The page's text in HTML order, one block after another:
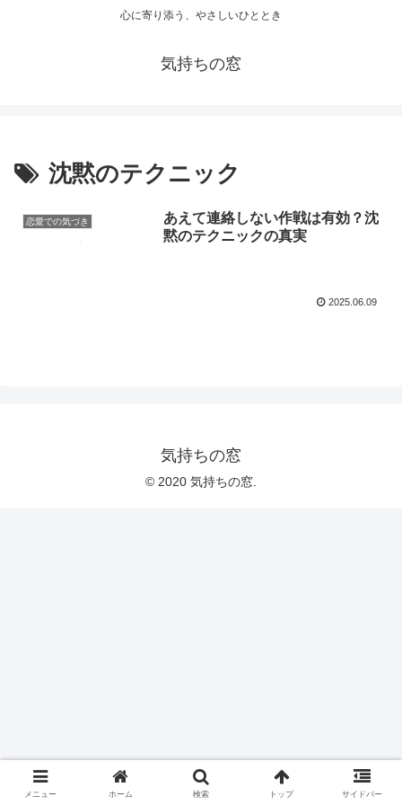
心に寄り添う、やさしいひととき
気持ちの窓
沈黙のテクニック
恋愛での気づき
あえて連絡しない作戦は有効？沈
黙のテクニックの真実
2025.06.09
気持ちの窓
© 2020 気持ちの窓.
メニュー ホーム 検索 トップ サイドバー